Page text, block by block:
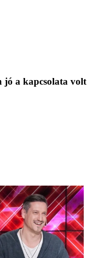
jó a kapcsolata volt